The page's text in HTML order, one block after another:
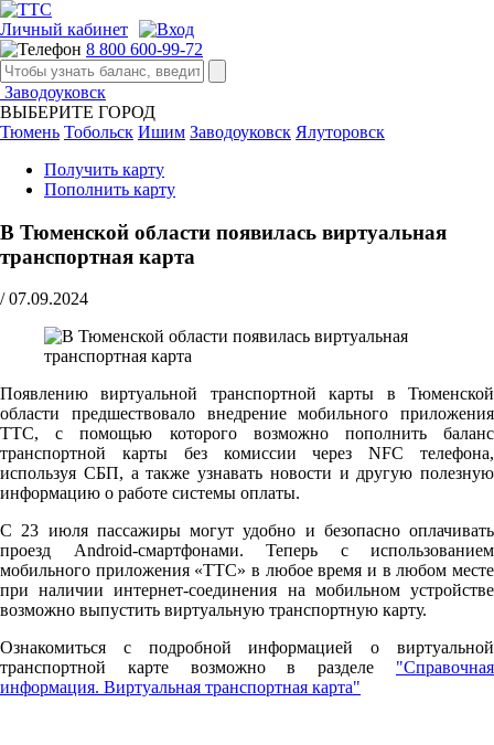
Личный кабинет
8 800 600-99-72
Заводоуковск
ВЫБЕРИТЕ ГОРОД
Тюмень Тобольск Ишим Заводоуковск Ялуторовск
Получить карту
Пополнить карту
В Тюменской области появилась виртуальная
транспортная карта
/ 07.09.2024
Появлению виртуальной транспортной карты в Тюменской
области предшествовало внедрение мобильного приложения
ТТС, с помощью которого возможно пополнить баланс
транспортной карты без комиссии через NFC телефона,
используя СБП, а также узнавать новости и другую полезную
информацию о работе системы оплаты.
С 23 июля пассажиры могут удобно и безопасно оплачивать
проезд Android-смартфонами. Теперь с использованием
мобильного приложения «ТТС» в любое время и в любом месте
при наличии интернет-соединения на мобильном устройстве
возможно выпустить виртуальную транспортную карту.
Ознакомиться с подробной информацией о виртуальной
транспортной карте возможно в разделе "Справочная
информация. Виртуальная транспортная карта"